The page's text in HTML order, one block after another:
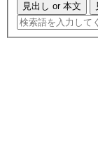
見出し or 本文